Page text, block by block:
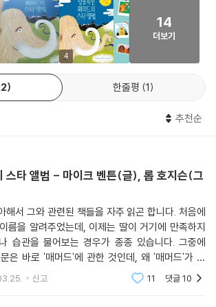
혹독한 추위를 어떻게 견뎠는지 등을 알 수 있습니
지, 사슴처럼 지금 우리 곁에 살고 있는 동물들이
습으로 살았는지도 알 수 있습니다. 더불어 빙하
된 원인도 추측해 볼 수 있습니다.
타 앨범』은 독자들을 ‘빙하기’라는 재미있고 신기한
습성에 눈뜨게 됩니다. 나아가 과거와 현재를 비교
가 마이크 벤튼과
트레이터 롭 호지슨의 만남
타 앨범』의 작가 마이크 벤튼은 척추동물 고생물학
생물학을 연구하며 고생물학에 관한 교과서와 책
벤튼이 소개하는 빙하기 동물들의 이야기는 최신
4
14
더보기
한줄평 1
추천순
스타 앨범 - 마이크 벤튼(글), 롭 호지슨(그
해서 그와 관련된 책들을 자주 읽곤 합니다. 처음에
름을 알려주었는데, 이제는 딸이 거기에 만족하지
습관을 물어보는 경우가 종종 있습니다. 그중에
은 바로 '매머드'에 관한 것인데, 왜 '매머드'가 털
한 것입니다. 그도 그럴 것이 그동안 익숙하게 봤던
신고 11 댓글10